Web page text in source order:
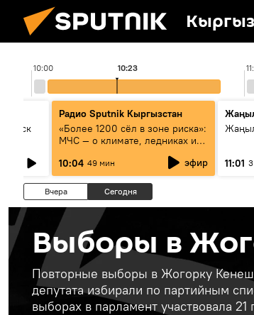
10:00 10:23
Радио Sputnik Кыргызстан
«Более 1200 сёл в зоне риска»:
МЧС — о климате, ледниках и
населения
10:04 49 мин эфир 11:01
Вчера Сегодня
Выборы в
Повторные выборы в Жогорку Кенеш
депутата избирали по партийным
выборах в парламент участвовала 21